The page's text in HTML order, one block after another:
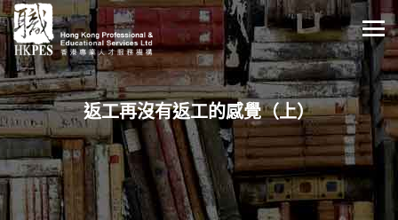
返工再沒有返工的感覺（上）